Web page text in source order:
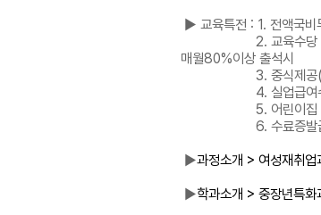
► 교육특전 : 1. 전액국비
2. 교육수당 및 교
매월80%이상 출석시
3. 중식제공(학교
4. 실업급여수급
5. 어린이집 및 유
6. 수료증발급 및
►과정소개 > 여성재취
►학과소개 > 중장년특